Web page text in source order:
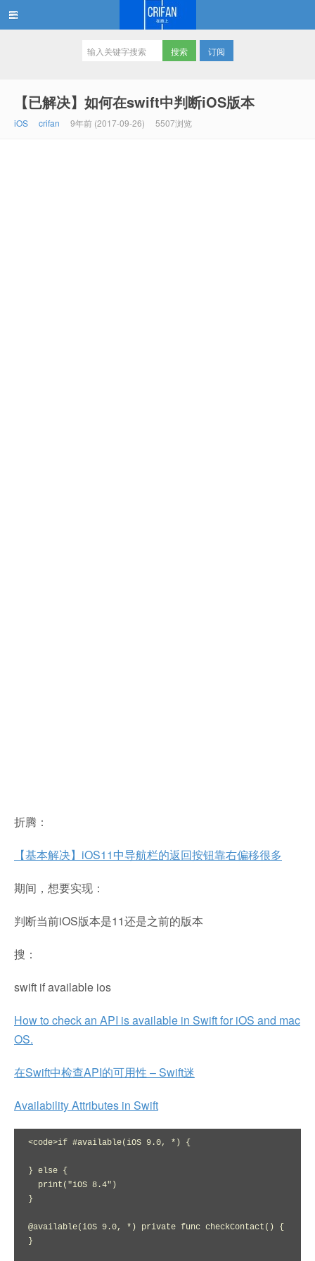
订阅
【已解决】如何在swift中判断iOS版本
iOS crifan 9年前 (2017-09-26) 5507浏览
折腾：
【基本解决】iOS11中导航栏的返回按钮靠右偏移很多
期间，想要实现：
判断当前iOS版本是11还是之前的版本
搜：
swift if available ios
How to check an API is available in Swift for iOS and mac
OS.
在Swift中检查API的可用性 – Swift迷
Availability Attributes in Swift
<code>if #available(iOS 9.0, *) {
} else {
print("iOS 8.4")
}
@available(iOS 9.0, *) private func checkContact() {
}